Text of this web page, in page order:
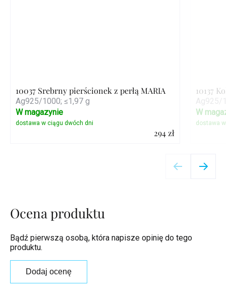
10037 Srebrny pierścionek z perłą MARIA
Ag925/1000; ≤1,97 g
294 zł
W magazynie
10137
W
Ocena produktu
Bądź pierwszą osobą, która napisze opinię do tego
produktu.
Dodaj ocenę